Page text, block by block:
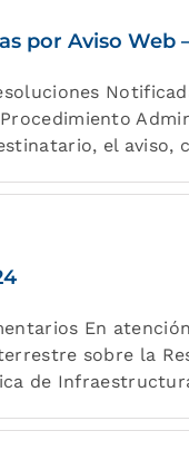
por Aviso Web
el aviso,
En
sobre la
de